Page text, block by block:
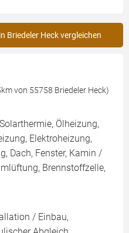
Briedeler Heck vergleichen
von 55758 Briedeler Heck)
Ölheizung,
Elektroheizung,
Dach, Fenster, Kamin /
Brennstoffzelle,
/ Einbau,